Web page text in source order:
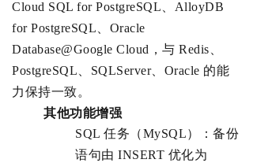
Cloud SQL for PostgreSQL、AlloyDB
for PostgreSQL、Oracle
Database@Google Cloud，与 Redis、
PostgreSQL、SQLServer、Oracle 的能
力保持一致。
其他功能增强
SQL 任务（MySQL）：备份
语句由 INSERT 优化为